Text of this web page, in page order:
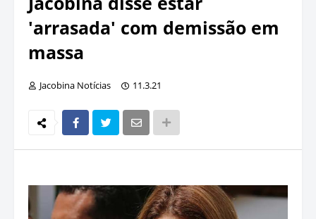
'arrasada' com demissão em
massa
Jacobina Notícias 11.3.21